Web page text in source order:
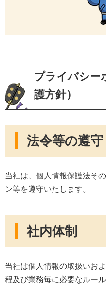
プライバシー
護方針）
法令等の遵守
当社は、個人情報保護法そ
ン等を遵守いたします。
社内体制
当社は個人情報の取扱いお
程及び業務毎に必要なルー